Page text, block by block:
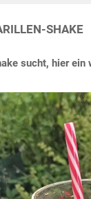
SHAKE
sucht, hier ein